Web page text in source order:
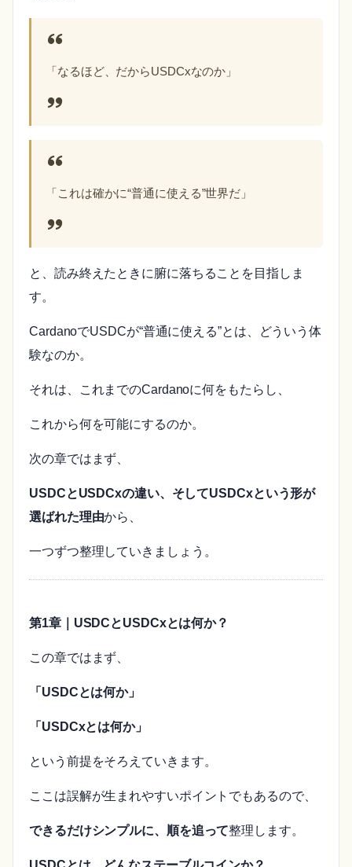
「なるほど、だからUSDCxなのか」
「これは確かに“普通に使える”世界だ」
と、読み終えたときに腑に落ちることを目指しま
す。
CardanoでUSDCが“普通に使える”とは、どういう体
験なのか。
それは、これまでのCardanoに何をもたらし、
これから何を可能にするのか。
次の章ではまず、
USDCとUSDCxの違い、そしてUSDCxという形が
選ばれた理由から、
一つずつ整理していきましょう。
第1章｜USDCとUSDCxとは何か？
この章ではまず、
「USDCとは何か」
「USDCxとは何か」
という前提をそろえていきます。
ここは誤解が生まれやすいポイントでもあるので、
できるだけシンプルに、順を追って整理します。